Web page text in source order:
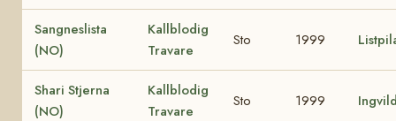
Sangneslista
(NO)
Kallblodig
Travare
Sto 1999
Shari Stjerna
(NO)
Kallblodig
Travare
Sto 1999